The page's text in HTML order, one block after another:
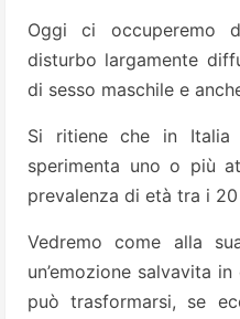
Oggi ci occuperemo
disturbo largamente
di sesso maschile e
Si ritiene che in Italia
sperimenta uno o più
prevalenza di età tra i
Vedremo come alla
un’emozione salvavita
può trasformarsi, se